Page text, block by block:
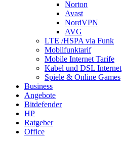
Norton
Avast
NordVPN
AVG
LTE /HSPA via Funk
Mobilfunktarif
Mobile Internet Tarife
Kabel und DSL Internet
Spiele & Online Games
Business
Angebote
Bitdefender
HP
Ratgeber
Office